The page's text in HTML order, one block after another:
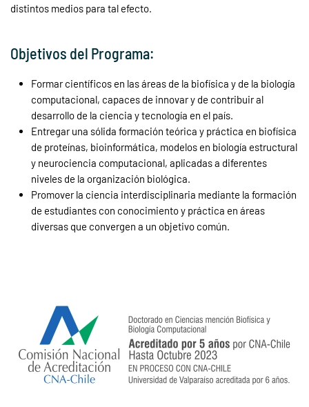
distintos medios para tal efecto.
Objetivos del Programa:
Formar científicos en las áreas de la biofísica y de la biología
computacional, capaces de innovar y de contribuir al
desarrollo de la ciencia y tecnología en el país.
Entregar una sólida formación teórica y práctica en biofísica
de proteínas, bioinformática, modelos en biología estructural
y neurociencia computacional, aplicadas a diferentes
niveles de la organización biológica.
Promover la ciencia interdisciplinaria mediante la formación
de estudiantes con conocimiento y práctica en áreas
diversas que convergen a un objetivo común.